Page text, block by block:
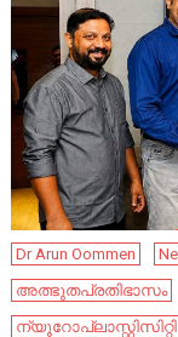
Dr Arun Oommen
അത്ഭുതപ്രതിഭാസം
ന്യൂറോപ്ലാസ്റ്റിസിറ്റി